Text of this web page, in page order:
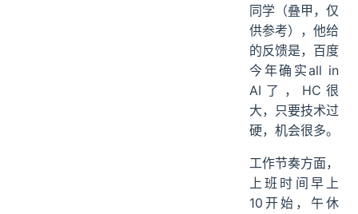
同学（叠甲，仅
供参考），他给
的反馈是，百度
今年确实all in
AI了，HC很
大，只要技术过
硬，机会很多。
工作节奏方面，
上班时间早上
10开始，午休